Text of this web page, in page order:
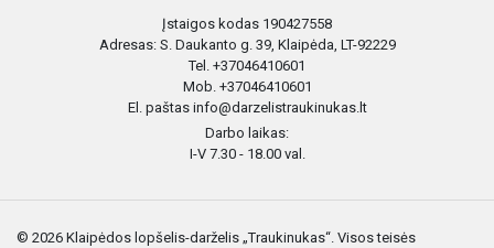
Įstaigos kodas 190427558
Adresas: S. Daukanto g. 39, Klaipėda, LT-92229
Tel. +37046410601
Mob. +37046410601
El. paštas info@darzelistraukinukas.lt
Darbo laikas:
I-V 7.30 - 18.00 val.
© 2026 Klaipėdos lopšelis-darželis „Traukinukas“. Visos teisės